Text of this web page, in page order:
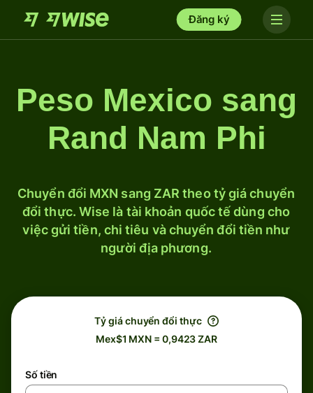
Đăng ký
Peso Mexico sang
Rand Nam Phi
Chuyển đổi MXN sang ZAR theo tỷ giá chuyển
đổi thực. Wise là tài khoản quốc tế dùng cho
việc gửi tiền, chi tiêu và chuyển đổi tiền như
người địa phương.
Tỷ giá chuyển đổi thực
Mex$1 MXN = 0,9423 ZAR
Số tiền